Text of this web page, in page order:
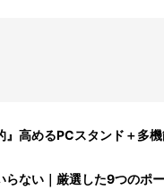
』高めるPCスタンド＋多
らない｜厳選した9つのポ